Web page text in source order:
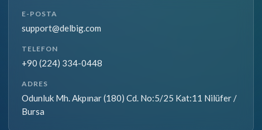
E-POSTA
support@delbig.com
TELEFON
+90 (224) 334-0448
ADRES
Odunluk Mh. Akpınar (180) Cd. No:5/25 Kat:11 Nilüfer /
Bursa